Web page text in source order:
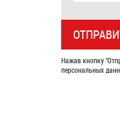
Нажав кнопку
персональных